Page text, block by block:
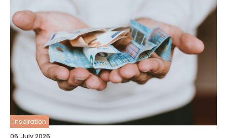
inspiration
06. July 2026